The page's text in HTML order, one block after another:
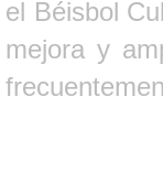
el Béisbol
mejora y